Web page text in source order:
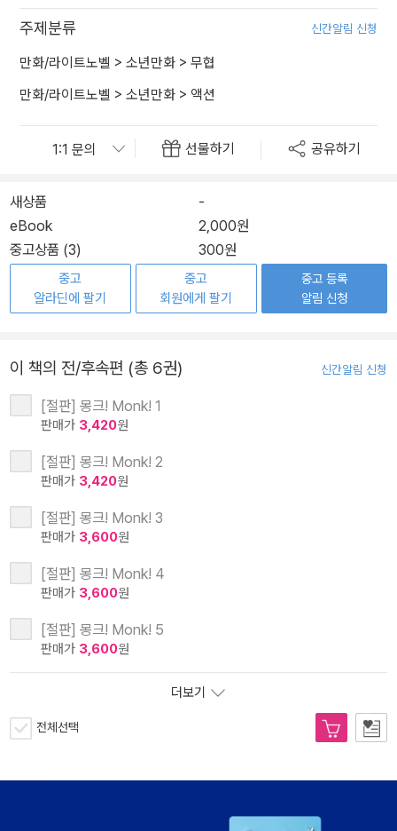
주제분류 신간알림 신청
만화/라이트노벨 > 소년만화 > 무협
만화/라이트노벨 > 소년만화 > 액션
선물하기 공유하기
새상품
-
eBook
2,000원
중고상품 (3)
300원
중고
알라딘에 팔기
중고
회원에게 팔기
중고 등록
알림 신청
이 책의 전/후속편 (총 6권) 신간알림 신청
[절판] 몽크! Monk! 1
판매가 3,420원
[절판] 몽크! Monk! 2
판매가 3,420원
[절판] 몽크! Monk! 3
판매가 3,600원
[절판] 몽크! Monk! 4
판매가 3,600원
[절판] 몽크! Monk! 5
판매가 3,600원
더보기
전체선택